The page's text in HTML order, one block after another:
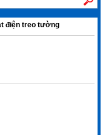
điện treo tường